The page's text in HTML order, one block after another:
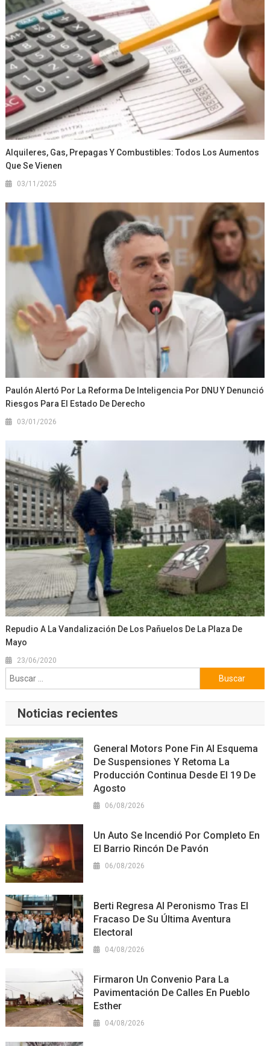
Alquileres, Gas, Prepagas Y Combustibles: Todos Los Aumentos
Que Se Vienen
03/11/2025
Paulón Alertó Por La Reforma De Inteligencia Por DNU Y Denunció
Riesgos Para El Estado De Derecho
03/01/2026
Repudio A La Vandalización De Los Pañuelos De La Plaza De
Mayo
23/06/2020
Buscar:
Noticias recientes
General Motors Pone Fin Al Esquema
De Suspensiones Y Retoma La
Producción Continua Desde El 19 De
Agosto
06/08/2026
Un Auto Se Incendió Por Completo En
El Barrio Rincón De Pavón
06/08/2026
Berti Regresa Al Peronismo Tras El
Fracaso De Su Última Aventura
Electoral
04/08/2026
Firmaron Un Convenio Para La
Pavimentación De Calles En Pueblo
Esther
04/08/2026